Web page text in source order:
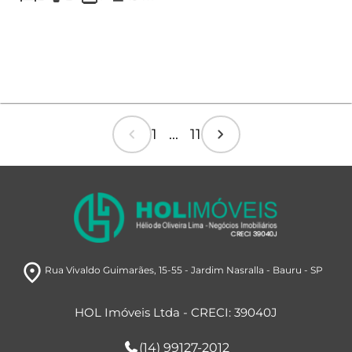
chevron_left 1 ... 11 chevron_right
room Rua Vivaldo Guimarães, 15-55- Jardim Nasralla - Bauru - SP
HOL Imóveis Ltda - CRECI: 39040J
(14) 99127-2012